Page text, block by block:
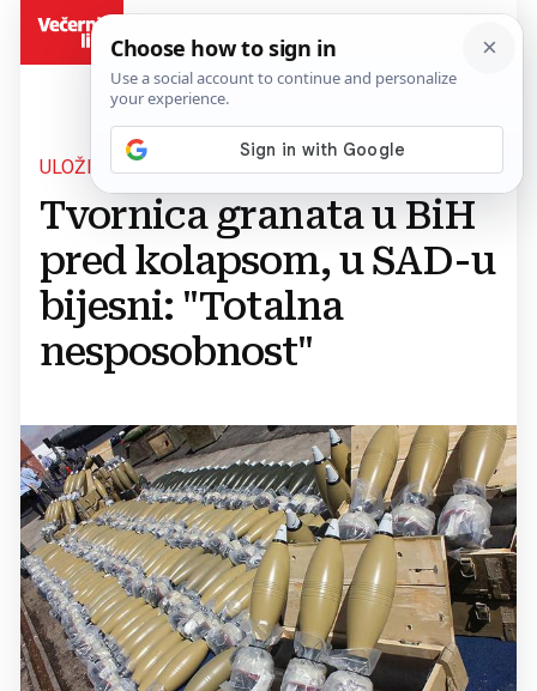
ULOŽILI MILIJUNE, PRIJETE TUŽBAMA
Tvornica granata u BiH
pred kolapsom, u SAD-u
bijesni: "Totalna
nesposobnost"